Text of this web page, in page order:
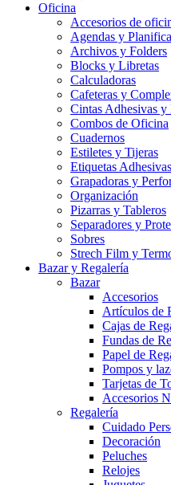
Oficina
Accesorios de
Agendas y
Archivos y Folders
Blocks y Libretas
Calculadoras
Cafeteras y
Cintas Adhesivas y
Combos de Oficina
Cuadernos
Estiletes y Tijeras
Etiquetas Adhesivas
Grapadoras y
Organización
Pizarras y Tableros
Separadores y
Sobres
Strech Film y
Bazar y Regalería
Bazar
Accesorios
Artículos de
Cajas de
Fundas de
Papel de
Pompos y
Tarjetas de
Accesorios
Regalería
Cuidado
Decoración
Peluches
Relojes